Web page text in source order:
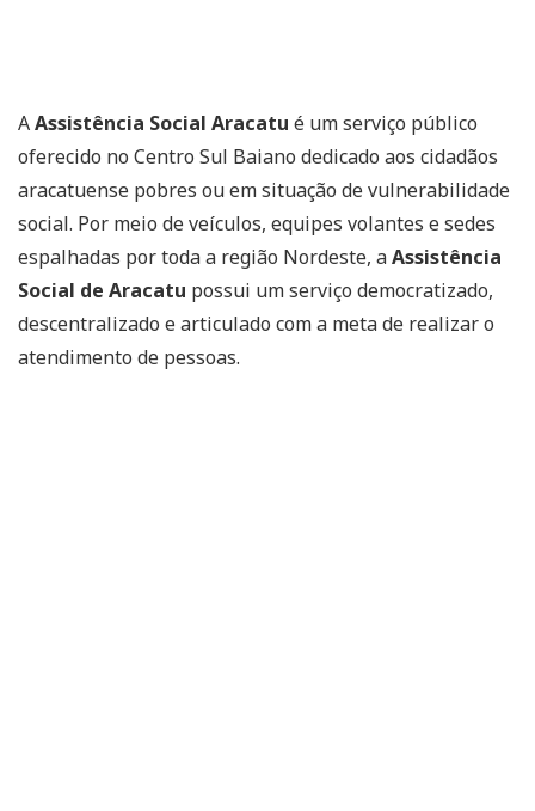
AAssistência Social Aracatu é um serviço público
oferecido no Centro Sul Baiano dedicado aos cidadãos
aracatuense pobres ou em situação de vulnerabilidade
social. Por meio de veículos, equipes volantes e sedes
espalhadas por toda a região Nordeste, aAssistência
Social de Aracatu possui um serviço democratizado,
descentralizado e articulado com a meta de realizar o
atendimento de pessoas.